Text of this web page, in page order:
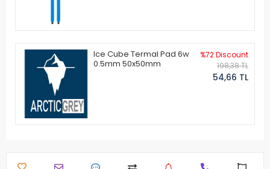
Ice Cube Termal Pad 6w
0.5mm 50x50mm
%72 Discount
198,38 TL
54,66 TL